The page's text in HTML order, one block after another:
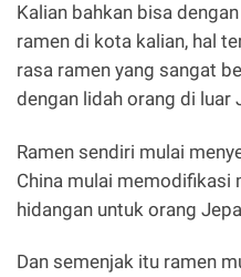
Kalian bahkan bisa
ramen di kota kalian, hal
rasa ramen yang sangat
dengan lidah orang di luar
Ramen sendiri mulai
China mulai memodifikasi
hidangan untuk orang
Dan semenjak itu ramen